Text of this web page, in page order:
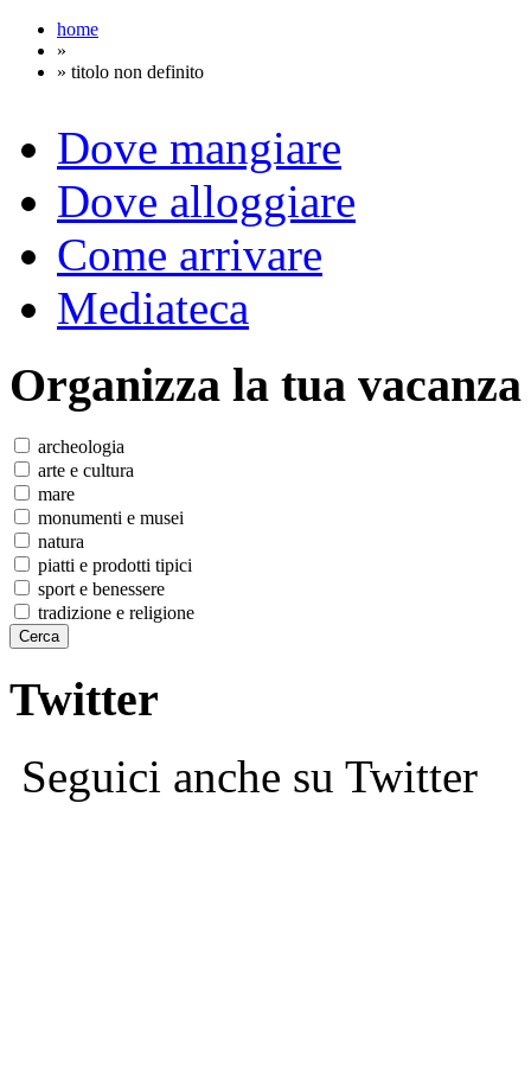
home
»
» titolo non definito
Dove mangiare
Dove alloggiare
Come arrivare
Mediateca
Organizza la tua vacanza
archeologia
arte e cultura
mare
monumenti e musei
natura
piatti e prodotti tipici
sport e benessere
tradizione e religione
Twitter
Seguici anche su Twitter